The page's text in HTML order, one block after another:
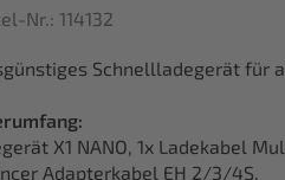
Nr.: 114132
Schnellladegerät für
X1 NANO, 1x Ladekabel
Adapterkabel EH 2/3/4S,